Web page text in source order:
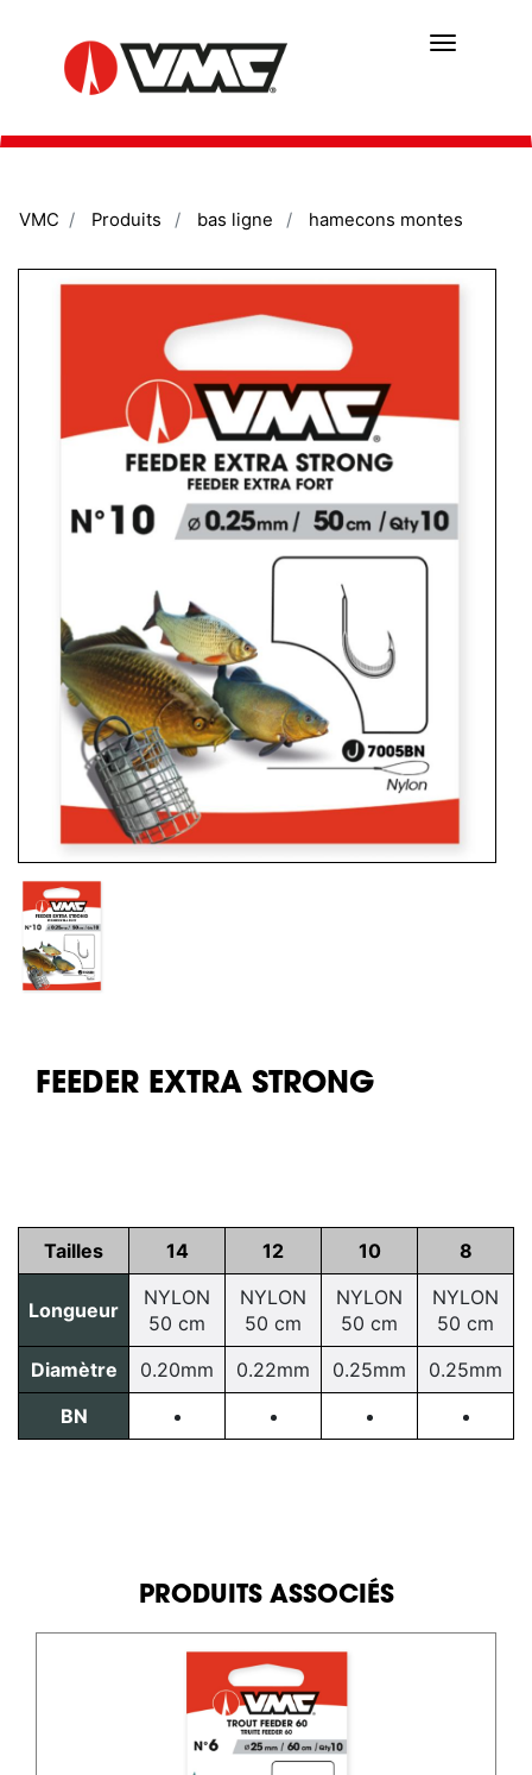
au
contenu
principal
VMC Produits bas ligne hamecons montes
FEEDER EXTRA STRONG
Tailles 14 12 10 8
Longueur
NYLON
50 cm
NYLON
50 cm
NYLON
50 cm
NYLON
50 cm
Diamètre
0.20mm 0.22mm 0.25mm
0.25mm
BN
PRODUITS ASSOCIÉS